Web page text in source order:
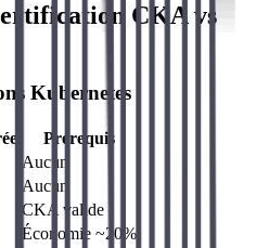
CKA vs
Kubernetes
Prérequis
Aucun
Aucun
CKA valide
Économie ~20%